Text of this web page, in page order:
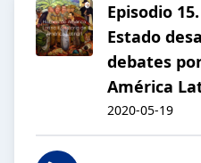
Episodio
Estado
debates
América
2020-05-19